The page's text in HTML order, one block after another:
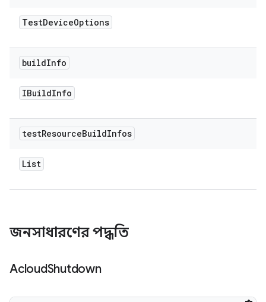
TestDeviceOptions
buildInfo
IBuildInfo
testResourceBuildInfos
List
জনসাধারণের পদ্ধতি
AcloudShutdown